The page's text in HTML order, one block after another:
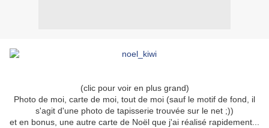
(clic pour voir en plus grand)
Photo de moi, carte de moi, tout de moi (sauf le motif de fond, il
s'agit d'une photo de tapisserie trouvée sur le net ;))
et en bonus, une autre carte de Noël que j'ai réalisé rapidement...